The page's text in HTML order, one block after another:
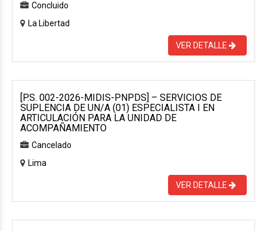
Concluido
La Libertad
VER DETALLE
[P.S. 002-2026-MIDIS-PNPDS] – SERVICIOS DE
SUPLENCIA DE UN/A (01) ESPECIALISTA I EN
ARTICULACIÓN PARA LA UNIDAD DE
ACOMPAÑAMIENTO
Cancelado
Lima
VER DETALLE